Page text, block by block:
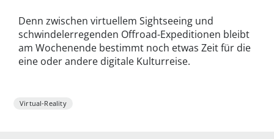
Denn zwischen virtuellem Sightseeing und
schwindelerregenden Offroad-Expeditionen bleibt
am Wochenende bestimmt noch etwas Zeit für die
eine oder andere digitale Kulturreise.
Virtual-Reality